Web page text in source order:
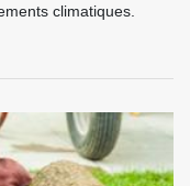
climatiques.